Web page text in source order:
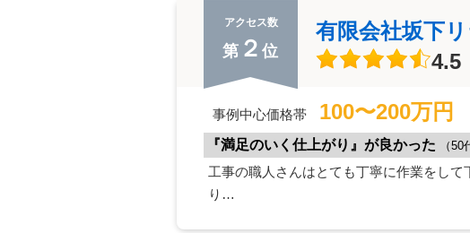
アクセス数
第 ２ 位
有限会社坂下
4.5
事例中心価格帯 100〜200万円
『満足のいく仕上がり』が良かった
（50
工事の職人さんはとても丁寧に作業をし
り…